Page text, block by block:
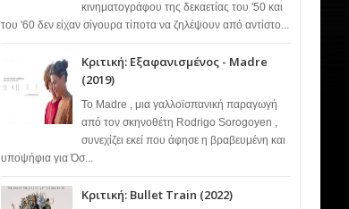
κινηματογράφου της δεκαετίας του '50 και
του '60 δεν είχαν σίγουρα τίποτα να ζηλέψουν από αντίστο...
Κριτική: Εξαφανισμένος - Madre
(2019)
Το Madre , μια γαλλοϊσπανική παραγωγή
από τον σκηνοθέτη Rodrigo Sorogoyen ,
συνεχίζει εκεί που άφησε η βραβευμένη και
υποψήφια για Όσ...
Κριτική: Bullet Train (2022)